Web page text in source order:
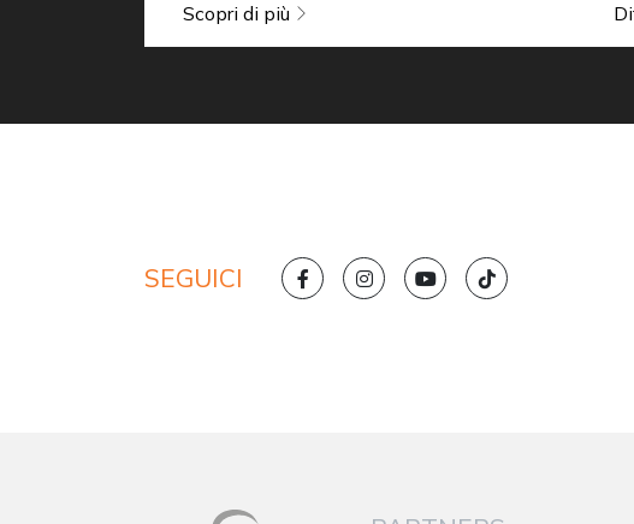
Scopri di più
SEGUICI